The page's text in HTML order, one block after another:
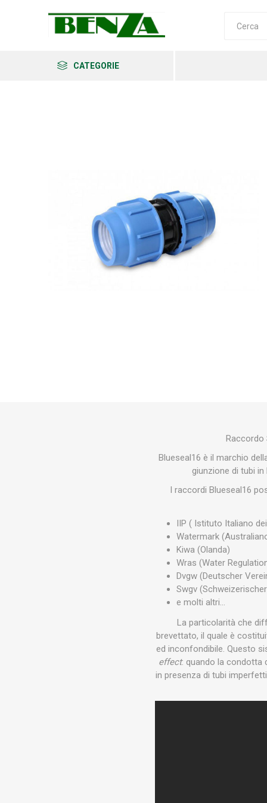
CATEGORIE
Erba Felco Fiskars
Raccordo
Blueseal16 è il marchio
giunzione di tubi
I raccordi Blueseal16
IIP ( Istituto Italiano
Watermark
Kiwa (Olanda)
Wras (Water
Dvgw (Deutscher
Swgv
e molti altri…
La particolarità che
brevettato, il quale è
ed inconfondibile. Questo
effect: quando la condotta
in presenza di tubi